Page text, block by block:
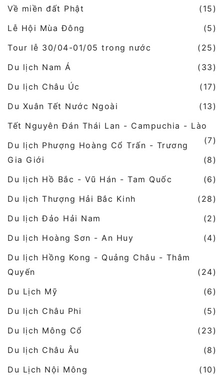
Về miền đất Phật
(15)
Lễ Hội Mùa Đông
(5)
Tour lễ 30/04-01/05 trong nước
(25)
Du lịch Nam Á
(33)
Du lịch Châu Úc
(17)
Du Xuân Tết Nước Ngoài
(13)
Tết Nguyên Đán Thái Lan - Campuchia - Lào
(7)
Du lịch Phượng Hoàng Cổ Trấn - Trương
Gia Giới
(8)
Du lịch Hồ Bắc - Vũ Hán - Tam Quốc
(6)
Du lịch Thượng Hải Bắc Kinh
(28)
Du lịch Đảo Hải Nam
(2)
Du lịch Hoàng Sơn - An Huy
(4)
Du lịch Hồng Kong - Quảng Châu - Thâm
Quyến
(24)
Du Lịch Mỹ
(6)
Du lịch Châu Phi
(5)
Du lịch Mông Cổ
(23)
Du lịch Châu Âu
(8)
Du Lịch Nội Mông
(10)